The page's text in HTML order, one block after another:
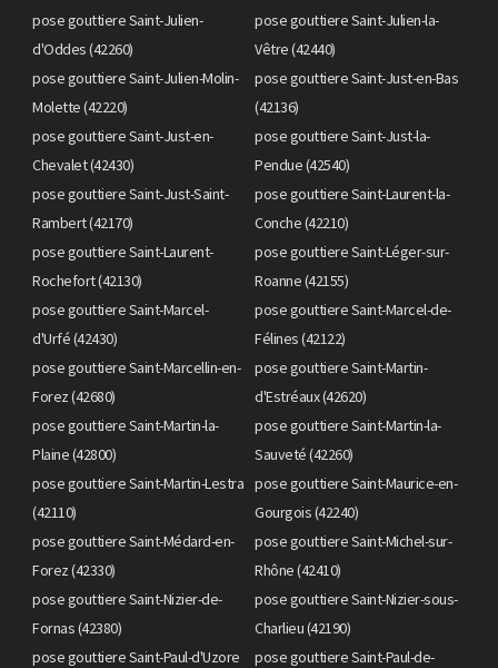
pose gouttiere Saint-Julien-
d'Oddes (42260)
pose gouttiere Saint-Julien-la-
Vêtre (42440)
pose gouttiere Saint-Julien-Molin-
Molette (42220)
pose gouttiere Saint-Just-en-Bas
(42136)
pose gouttiere Saint-Just-en-
Chevalet (42430)
pose gouttiere Saint-Just-la-
Pendue (42540)
pose gouttiere Saint-Just-Saint-
Rambert (42170)
pose gouttiere Saint-Laurent-la-
Conche (42210)
pose gouttiere Saint-Laurent-
Rochefort (42130)
pose gouttiere Saint-Léger-sur-
Roanne (42155)
pose gouttiere Saint-Marcel-
d'Urfé (42430)
pose gouttiere Saint-Marcel-de-
Félines (42122)
pose gouttiere Saint-Marcellin-en-
Forez (42680)
pose gouttiere Saint-Martin-
d'Estréaux (42620)
pose gouttiere Saint-Martin-la-
Plaine (42800)
pose gouttiere Saint-Martin-la-
Sauveté (42260)
pose gouttiere Saint-Martin-Lestra
(42110)
pose gouttiere Saint-Maurice-en-
Gourgois (42240)
pose gouttiere Saint-Médard-en-
Forez (42330)
pose gouttiere Saint-Michel-sur-
Rhône (42410)
pose gouttiere Saint-Nizier-de-
Fornas (42380)
pose gouttiere Saint-Nizier-sous-
Charlieu (42190)
pose gouttiere Saint-Paul-d'Uzore
pose gouttiere Saint-Paul-de-